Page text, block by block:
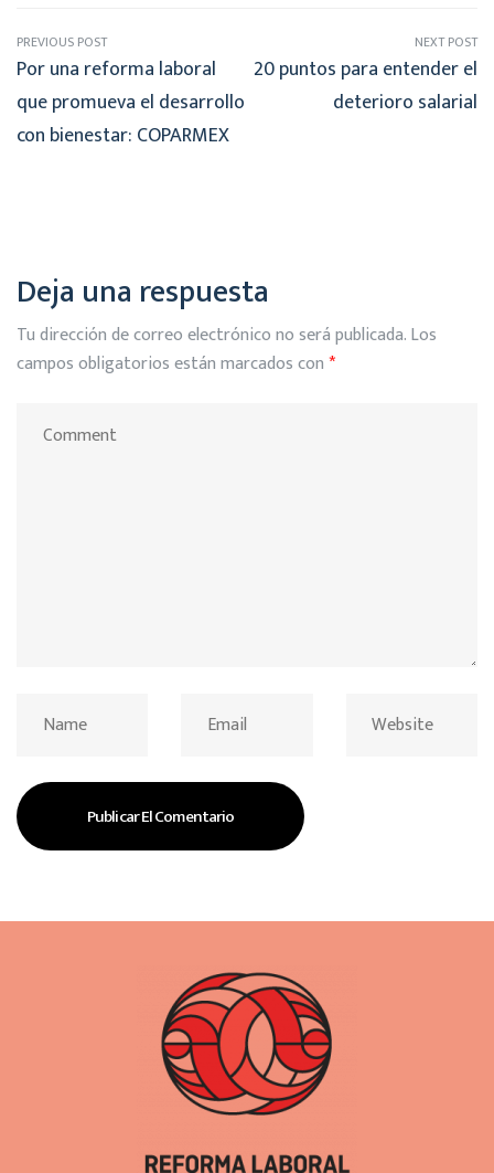
PREVIOUS POST
Por una reforma laboral
que promueva el desarrollo
con bienestar: COPARMEX
NEXT POST
20 puntos para entender el
deterioro salarial
Deja una respuesta
Tu dirección de correo electrónico no será publicada.Los
campos obligatorios están marcados con*